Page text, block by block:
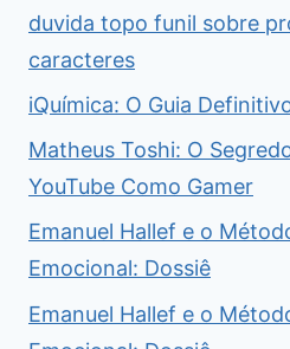
duvida topo funil sobre
caracteres
iQuímica: O Guia
Matheus Toshi: O
YouTube Como Gamer
Emanuel Hallef e o
Emocional: Dossiê
Emanuel Hallef e o